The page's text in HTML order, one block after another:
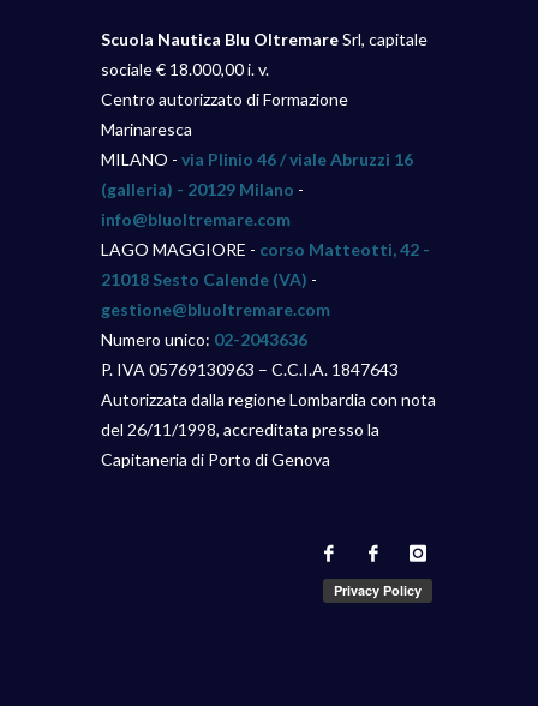
Scuola Nautica Blu OltremareSrl, capitale
sociale € 18.000,00 i. v.
Centro autorizzato di Formazione
Marinaresca
MILANO - via Plinio 46 / viale Abruzzi 16
(galleria) - 20129 Milano -
info@bluoltremare.com
LAGO MAGGIORE - corso Matteotti, 42 -
21018 Sesto Calende (VA) -
gestione@bluoltremare.com
Numero unico: 02-2043636
P. IVA 05769130963 – C.C.I.A. 1847643
Autorizzata dalla regione Lombardia con nota
del 26/11/1998, accreditata presso la
Capitaneria di Porto di Genova